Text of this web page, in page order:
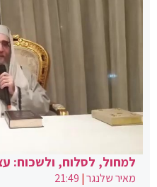
למחול, לסלוח, ולשכוח:
מאיר שלנגר|
21:49